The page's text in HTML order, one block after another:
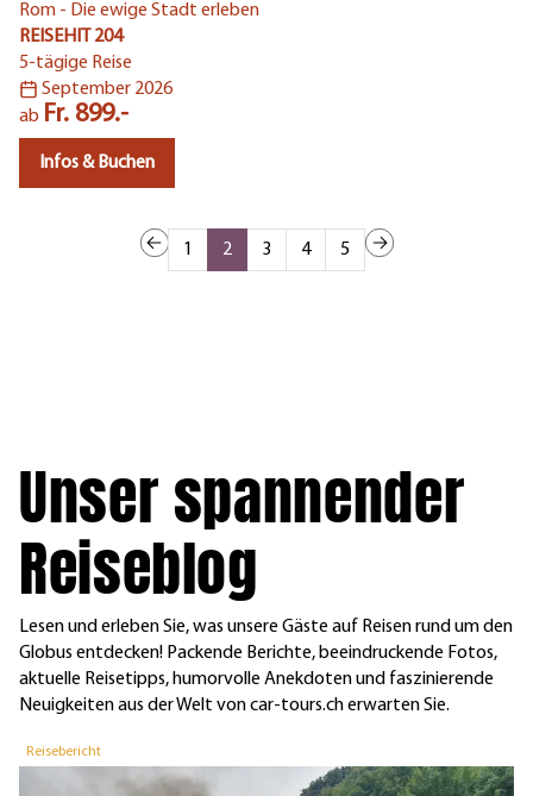
Rom - Die ewige Stadt erleben
REISEHIT 204
5-tägige Reise
September 2026
ab Fr. 899.-
Infos & Buchen
1 2 3 4 5
Unser spannender
Reiseblog
Lesen und erleben Sie, was unsere Gäste auf Reisen rund um den
Globus entdecken! Packende Berichte, beeindruckende Fotos,
aktuelle Reisetipps, humorvolle Anekdoten und faszinierende
Neuigkeiten aus der Welt von car-tours.ch erwarten Sie.
Reisebericht